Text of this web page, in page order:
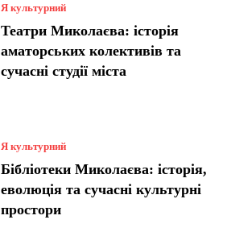
Я культурний
Театри Миколаєва: історія
аматорських колективів та
сучасні студії міста
Я культурний
Бібліотеки Миколаєва: історія,
еволюція та сучасні культурні
простори